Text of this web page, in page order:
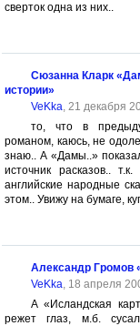
сверток одна из них..
Сюзанна Кларк
истории»
VeKka, 21 декабря
то, что в
романом, каюсь, не
знаю.. А «Дамы..»
источник расказов..
английские народные
этом.. Увижу на бумаге,
Александр Громов
VeKka, 18 апреля
А «Исландская
режет глаз, м.б.